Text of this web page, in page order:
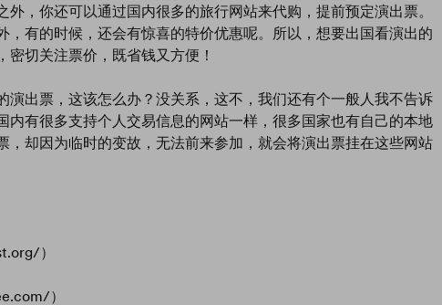
，你还可以通过国内很多的旅行网站来代购，提前预定演出票。
，有的时候，还会有惊喜的特价优惠呢。所以，想要出国看演出的
切关注票价，既省钱又方便！
演出票，这该怎么办？没关系，这不，我们还有个一般人我不告诉
内有很多支持个人交易信息的网站一样，很多国家也有自己的本地
，却因为临时的变故，无法前来参加，就会将演出票挂在这些网站
）
）